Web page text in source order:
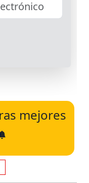
mejores